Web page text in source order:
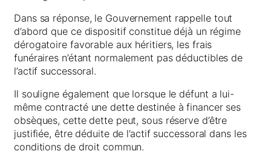
Dans sa réponse, le Gouvernement rappelle tout
d’abord que ce dispositif constitue déjà un régime
dérogatoire favorable aux héritiers, les frais
funéraires n’étant normalement pas déductibles de
l’actif successoral.
Il souligne également que lorsque le défunt a lui-
même contracté une dette destinée à financer ses
obsèques, cette dette peut, sous réserve d’être
justifiée, être déduite de l’actif successoral dans les
conditions de droit commun.